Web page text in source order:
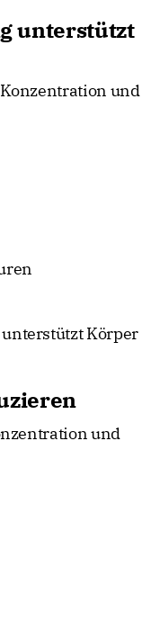
unterstützt
und
Körper
und